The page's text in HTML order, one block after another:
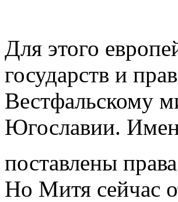
Для этого
государств и
Вестфальскому
Югославии.
поставлены
Но Митя сейчас